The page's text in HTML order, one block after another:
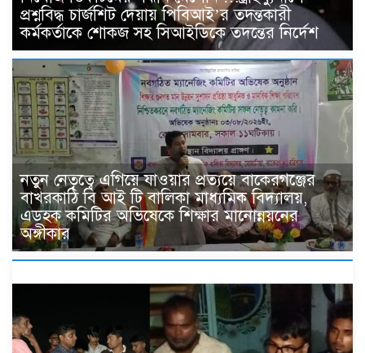
প্রশ্নবিদ্ধ চার্জশিট দেয়ায় পিবিআই’র তদন্তকারী
কর্মকর্তাকে শোকজ সহ সিআইডিকে তদন্তের নির্দেশ
নতুন নেতৃত্বে এগিয়ে যাওয়ার প্রত্যয়ে বাকেরগঞ্জের
বাখরকাঠি বি আই টি বালিকা মাধ্যমিক বিদ্যালয়,
এডহক কমিটির অভিষেকে শিক্ষার মানোন্নয়নের
অঙ্গীকার